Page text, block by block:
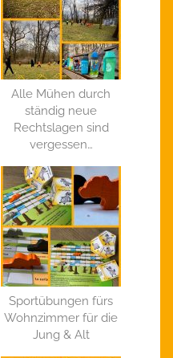
Alle Mühen durch
ständig neue
Rechtslagen sind
vergessen…
Sportübungen fürs
Wohnzimmer für die
Jung & Alt